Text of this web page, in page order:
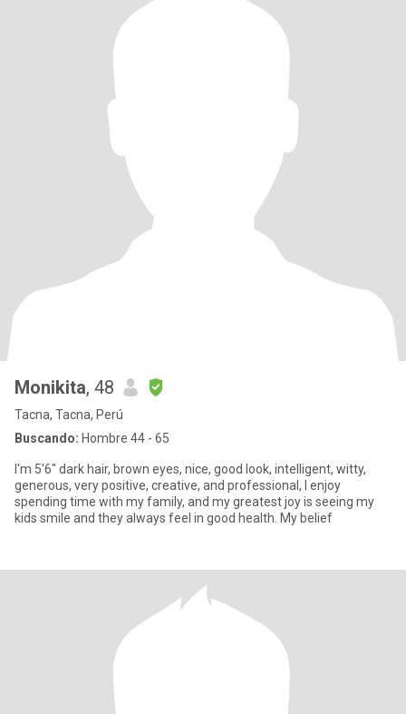
Monikita, 48
Tacna, Tacna, Perú
Buscando: Hombre 44 - 65
I'm 5'6" dark hair, brown eyes, nice, good look, intelligent, witty,
generous, very positive, creative, and professional, I enjoy
spending time with my family, and my greatest joy is seeing my
kids smile and they always feel in good health. My belief